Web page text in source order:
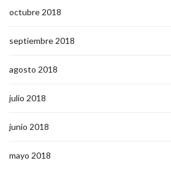
octubre 2018
septiembre 2018
agosto 2018
julio 2018
junio 2018
mayo 2018